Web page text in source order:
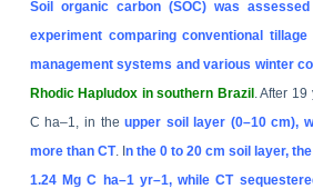
Soil organic carbon (SOC) was
experiment comparing conventional tillage
management systems and various winter
Rhodic Hapludox in southern Brazil. After 19
C ha–1, in theupper soil layer (0–10 cm),
more than CT. In the 0 to 20 cm soil layer,
1.24 Mg C ha–1 yr–1, while CT